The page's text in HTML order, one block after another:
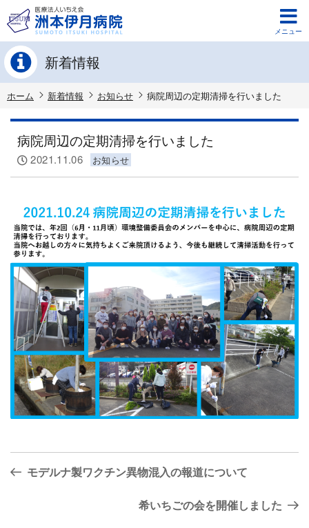
メニュー
新着情報
ホーム 新着情報 お知らせ 病院周辺の定期清掃を行いました
病院周辺の定期清掃を行いました
2021.11.06 お知らせ
投
稿
前 モデルナ製ワクチン異物混入の報道について
次
希いちごの会を開催しました